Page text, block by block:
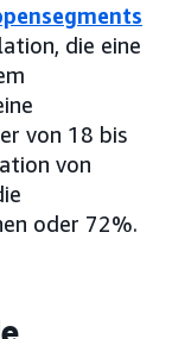
die eine
von 18 bis
von
oder 72%.